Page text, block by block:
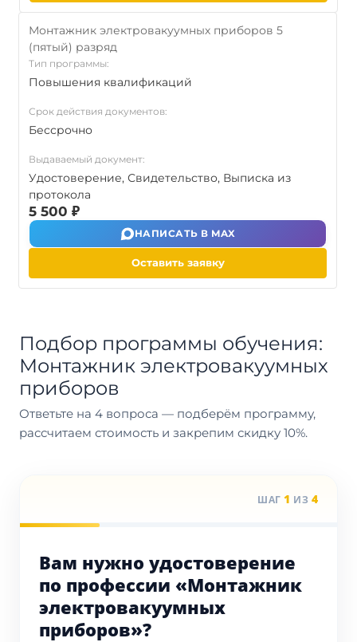
Монтажник электровакуумных приборов 5
(пятый) разряд
Тип программы:
Повышения квалификаций
Срок действия документов:
Бессрочно
Выдаваемый документ:
Удостоверение, Свидетельство, Выписка из
протокола
5 500 ₽
НАПИСАТЬ В MAX
Оставить заявку
Подбор программы обучения:
Монтажник электровакуумных
приборов
Ответьте на 4 вопроса — подберём программу,
рассчитаем стоимость и закрепим скидку 10%.
ШАГ 1 ИЗ 4
Вам нужно удостоверение
по профессии «Монтажник
электровакуумных
приборов»?